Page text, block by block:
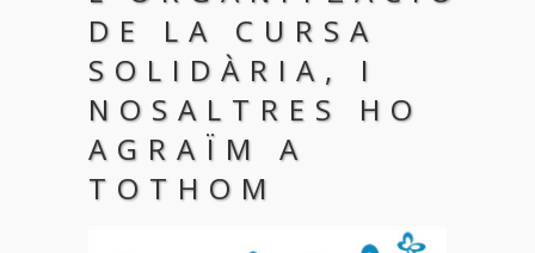
DE LA CURSA
SOLIDÀRIA, I
NOSALTRES HO
AGRAÏM A
TOTHOM